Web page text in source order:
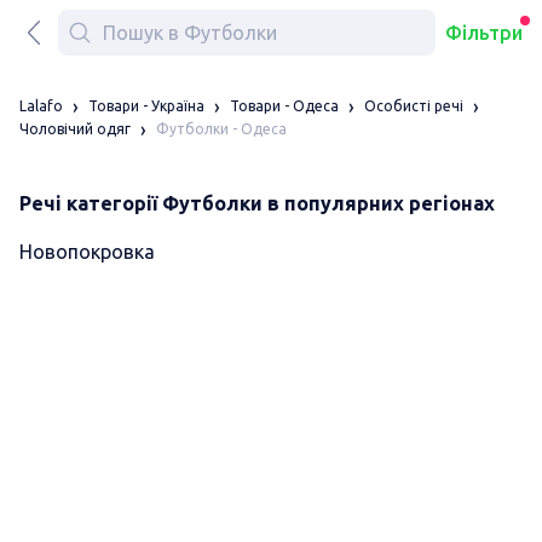
Фільтри
Lalafo Товари - Україна Товари - Одеса
Особисті речі
Чоловічий одяг
Футболки - Одеса
Речі категорії Футболки в популярних регіонах
Новопокровка